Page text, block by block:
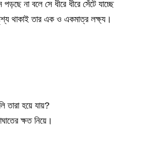
না বলে সে ধীরে ধীরে সেঁটে যাচ্ছে
থাকাই তার এক ও একমাত্র লক্ষ্য।
তারা হয়ে যায়?
ক্ষত নিয়ে।